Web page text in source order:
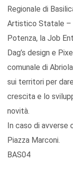
Regionale di
Artistico Statale –
Potenza, la Job
Dag’s design e
comunale di
sui territori per
crescita e lo
novità.
In caso di
Piazza Marconi.
BAS04